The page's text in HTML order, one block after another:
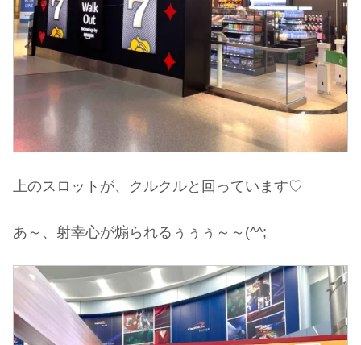
上のスロットが、クルクルと回っています♡
あ～、射幸心が煽られるぅぅぅ～～(^^;